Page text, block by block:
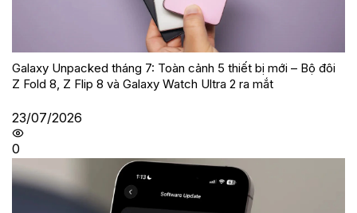
Galaxy Unpacked tháng 7: Toàn cảnh 5 thiết bị mới – Bộ đôi
Z Fold 8, Z Flip 8 và Galaxy Watch Ultra 2 ra mắt
23/07/2026
0